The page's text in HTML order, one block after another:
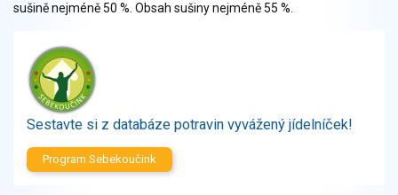
Zmrzliny
Sušené směsi
Polotovary, hotové pokrmy
Proteinové výrobky, doplňky stravy
Nápoje nealkoholické
Nápoje alkoholické
Restaurace, jídelny, hotová jídla
sušině nejméně 50 %. Obsah sušiny nejméně 55 %.
Sestavte si z databáze potravin vyvážený jídelníček!
Program Sebekoučink